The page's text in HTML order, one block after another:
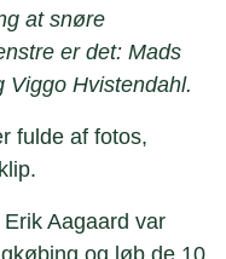
at snøre
er det: Mads
Viggo Hvistendahl.
fulde af fotos,
Aagaard var
og løb de 10